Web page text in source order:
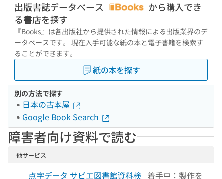
出版書誌データベース
から購入でき
る書店を探す
『Books』は各出版社から提供された情報による出版業界のデ
ータベースです。 現在入手可能な紙の本と電子書籍を検索す
ることができます。
紙の本を探す
別の方法で探す
日本の古本屋
Google Book Search
障害者向け資料で読む
他サービス
点字データ サピエ図書館資料検 着手中：製作を